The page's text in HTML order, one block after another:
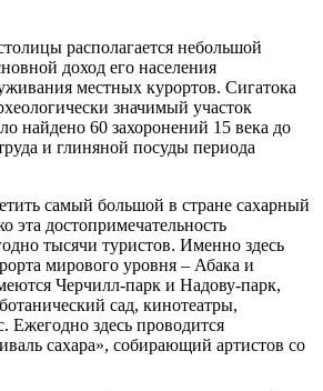
располагается небольшой
доход его населения
местных курортов. Сигатока
значимый участок
найдено 60 захоронений 15 века до
и глиняной посуды периода
самый большой в стране сахарный
эта достопримечательность
тысячи туристов. Именно здесь
мирового уровня – Абака и
Черчилл-парк и Надову-парк,
сад, кинотеатры,
Ежегодно здесь проводится
сахара», собирающий артистов со